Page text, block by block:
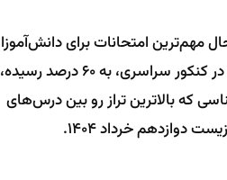
مهم‌ترین امتحانات برای
رشته تجربی بوده و هست. مخصوصاً از وقتی که تأثیر امتحانات نهایی در کنکور سراسری، به ۶۰ درصد رسیده،
که بالاترین تراز رو بین درس‌های
دوازدهم خرداد ۱۴۰۴.